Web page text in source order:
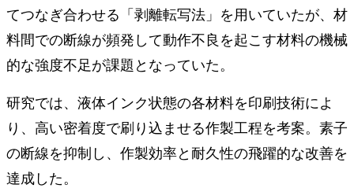
てつなぎ合わせる「剥離転写法」を用いていたが、材
料間での断線が頻発して動作不良を起こす材料の機械
的な強度不足が課題となっていた。
研究では、液体インク状態の各材料を印刷技術によ
り、高い密着度で刷り込ませる作製工程を考案。素子
の断線を抑制し、作製効率と耐久性の飛躍的な改善を
達成した。